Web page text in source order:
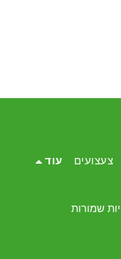
צעצועים עוד